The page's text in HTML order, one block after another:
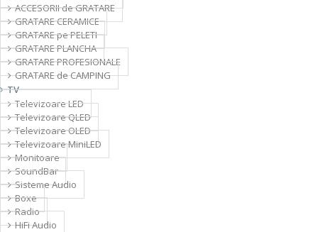
ACCESORII de GRATARE
GRATARE CERAMICE
GRATARE pe PELETI
GRATARE PLANCHA
GRATARE PROFESIONALE
GRATARE de CAMPING
TV
Televizoare LED
Televizoare QLED
Televizoare OLED
Televizoare MiniLED
Monitoare
SoundBar
Sisteme Audio
Boxe
Radio
HiFi Audio